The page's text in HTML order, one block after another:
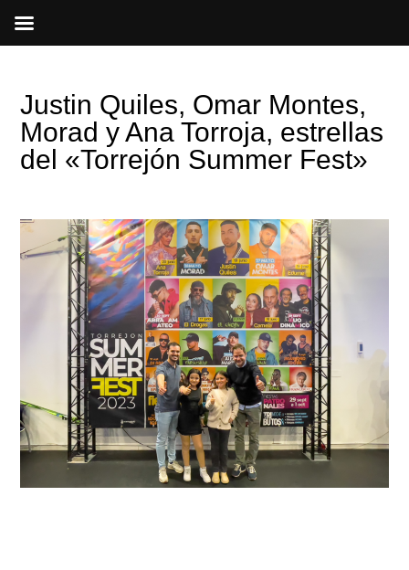
Justin Quiles, Omar Montes,
Morad y Ana Torroja, estrellas
del «Torrejón Summer Fest»